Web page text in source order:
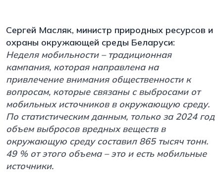
Сергей Масляк, министр природных ресурсов и
охраны окружающей среды Беларуси:
Неделя мобильности – традиционная
кампания, которая направлена на
привлечение внимания общественности к
вопросам, которые связаны с выбросами от
мобильных источников в окружающую среду.
По статистическим данным, только за 2024 год
объем выбросов вредных веществ в
окружающую среду составил 865 тысяч тонн.
49 % от этого объема – это и есть мобильные
источники.